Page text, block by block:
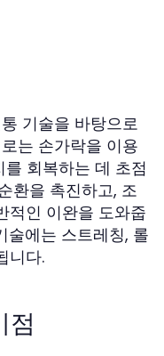
기술을 바탕으로
는 손가락을 이용
회복하는 데 초점
환을 촉진하고, 조
적인 이완을 도와줍
술에는 스트레칭, 롤
니다.
점